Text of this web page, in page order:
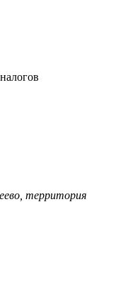
территория